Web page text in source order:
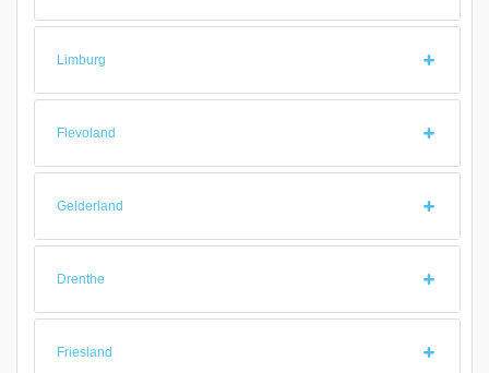
Limburg
Flevoland
Gelderland
Drenthe
Friesland